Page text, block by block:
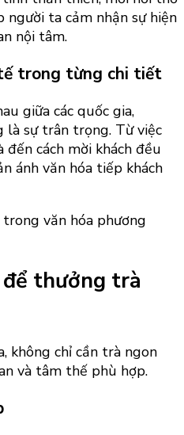
ta cảm nhận sự hiện
nội tâm.
trong từng chi tiết
giữa các quốc gia,
là sự trân trọng. Từ việc
cách mời khách đều
ánh văn hóa tiếp khách
để thưởng trà
không chỉ cần trà ngon
và tâm thế phù hợp.